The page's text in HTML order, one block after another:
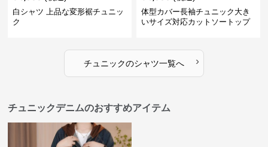
白シャツ 上品な変形裾チュニッ
ク
体型カバー長袖チュニック大き
いサイズ対応カットソートップ
チュニックのシャツ一覧へ ›
チュニックデニムのおすすめアイテム